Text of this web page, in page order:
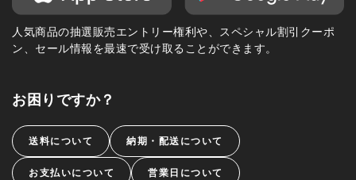
人気商品の抽選販売エントリー権利や、スペシャル割引クーポ
ン、セール情報を最速で受け取ることができます。
お困りですか？
送料について 納期・配送について
お支払いについて 営業日について